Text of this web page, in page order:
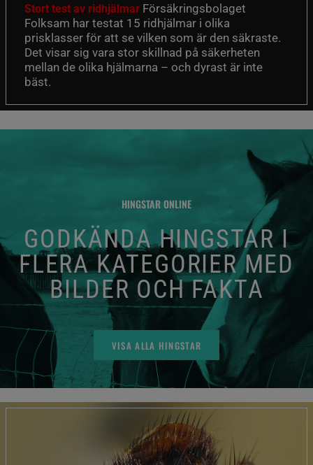
Stort test av ridhjälmar Försäkringsbolaget
Folksam har testat 15 ridhjälmar i olika
prisklasser för att se vilken som är den säkraste.
Det visar sig vara stor skillnad på säkerheten
mellan de olika hjälmarna – och dyrast är inte
bäst.
HINGSTAR ONLINE
GODKÄNDA HINGSTAR I
FLERA KATEGORIER MED
BILDER OCH FAKTA
VISA ALLA HINGSTAR